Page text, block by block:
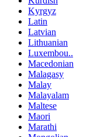
Kyrgyz
Latin
Latvian
Lithuanian
Luxembou..
Macedonian
Malagasy
Malay
Malayalam
Maltese
Maori
Marathi